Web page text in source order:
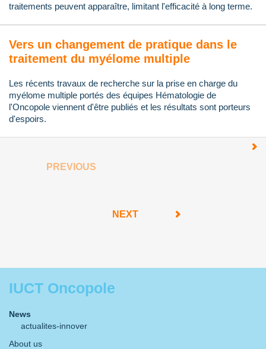
traitements peuvent apparaître, limitant l'efficacité à long terme.
Vers un changement de pratique dans le
traitement du myélome multiple
Les récents travaux de recherche sur la prise en charge du
myélome multiple portés des équipes Hématologie de
l'Oncopole viennent d'être publiés et les résultats sont porteurs
d'espoirs.
PREVIOUS
NEXT
IUCT Oncopole
News
actualites-innover
About us